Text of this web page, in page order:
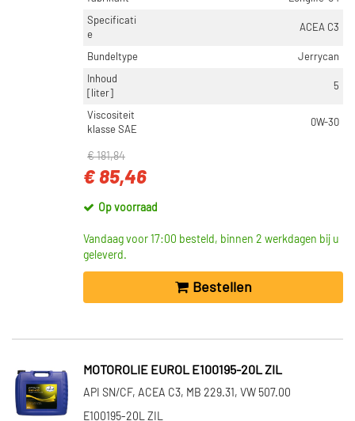
Specificati
e
ACEA C3
Bundeltype
Jerrycan
Inhoud
[liter]
5
Viscositeit
klasse SAE
0W-30
€ 181,84
€ 85,46
Op voorraad
Vandaag voor 17:00 besteld, binnen 2 werkdagen bij u
geleverd.
Bestellen
MOTOROLIE EUROL E100195-20L ZIL
API SN/CF, ACEA C3, MB 229.31, VW 507.00
E100195-20L ZIL